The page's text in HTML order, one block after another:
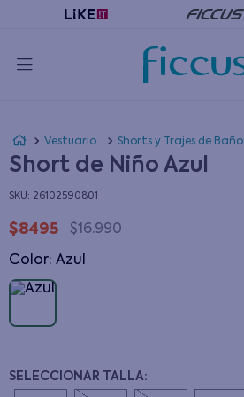
Vestuario Shorts y Trajes de Baño
Short de Niño Azul
: 26102590801
$8495 $16.990
Color: azul